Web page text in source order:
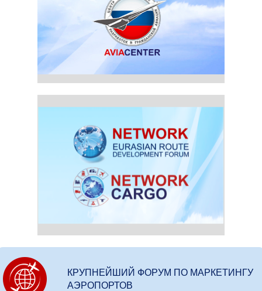
КРУПНЕЙШИЙ ФОРУМ ПО МАРКЕТИНГУ
АЭРОПОРТОВ